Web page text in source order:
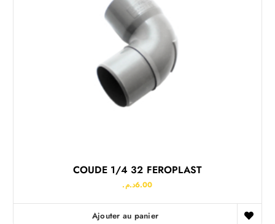
COUDE 1/4 32 FEROPLAST
6.00د.م.
Ajouter au panier